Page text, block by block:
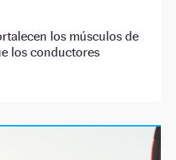
los músculos de
los conductores